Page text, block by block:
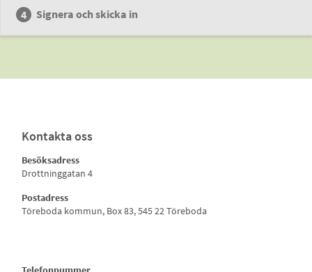
Signera och skicka in
Kontakta oss
Besöksadress
Drottninggatan 4
Postadress
Töreboda kommun, Box 83, 545 22 Töreboda